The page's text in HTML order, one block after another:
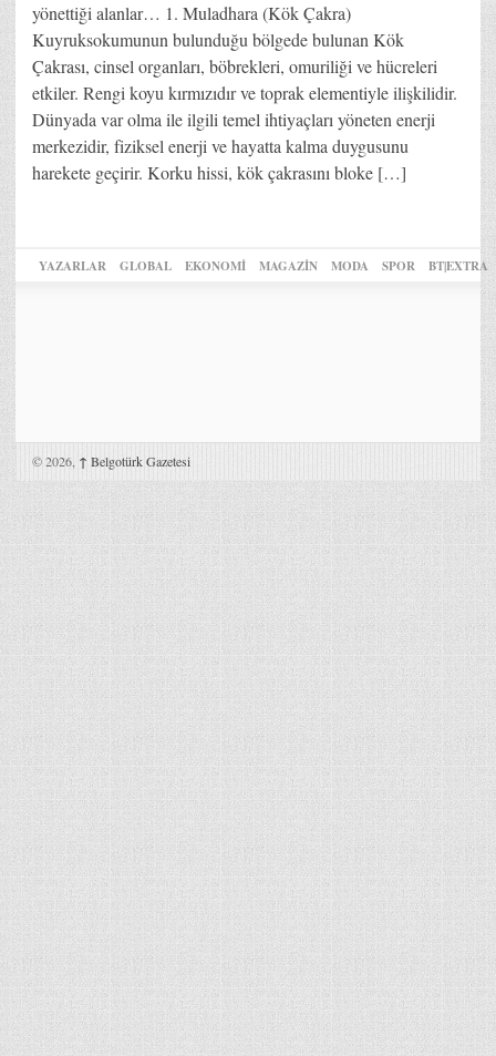
yönettiği alanlar… 1. Muladhara (Kök Çakra)
Kuyruksokumunun bulunduğu bölgede bulunan Kök
Çakrası, cinsel organları, böbrekleri, omuriliği ve hücreleri
etkiler. Rengi koyu kırmızıdır ve toprak elementiyle ilişkilidir.
Dünyada var olma ile ilgili temel ihtiyaçları yöneten enerji
merkezidir, fiziksel enerji ve hayatta kalma duygusunu
harekete geçirir. Korku hissi, kök çakrasını bloke […]
YAZARLAR GLOBAL EKONOMİ MAGAZİN MODA SPOR BT|EXTRA
© 2026, ↑ Belgotürk Gazetesi